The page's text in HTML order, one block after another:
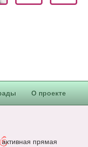
О проекте
прямая